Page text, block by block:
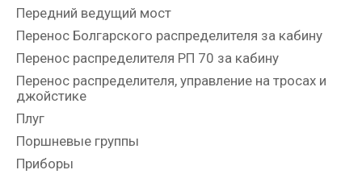
Передний ведущий мост
Перенос Болгарского распределителя за кабину
Перенос распределителя РП 70 за кабину
Перенос распределителя, управление на тросах и
джойстике
Плуг
Поршневые группы
Приборы